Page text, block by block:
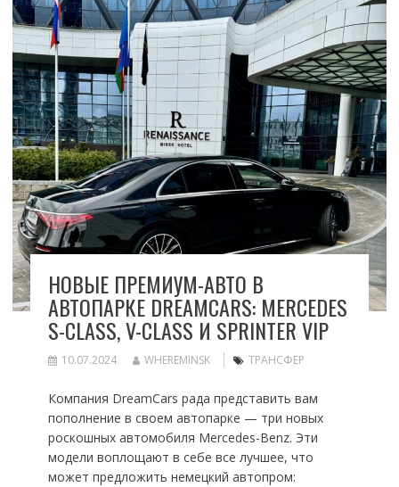
НОВЫЕ ПРЕМИУМ-АВТО В
АВТОПАРКЕ DREAMCARS: MERCEDES
S-CLASS, V-CLASS И SPRINTER VIP
10.07.2024 WHEREMINSK ТРАНСФЕР
Компания DreamCars рада представить вам
пополнение в своем автопарке — три новых
роскошных автомобиля Mercedes-Benz. Эти
модели воплощают в себе все лучшее, что
может предложить немецкий автопром: